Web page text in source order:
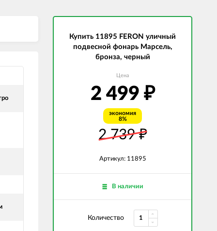
Купить 11895 FERON уличный
подвесной фонарь Марсель,
бронза, черный
Цена
2 499 ₽
экономия
8%
2 739₽
Артикул: 11895
В наличии
Количество